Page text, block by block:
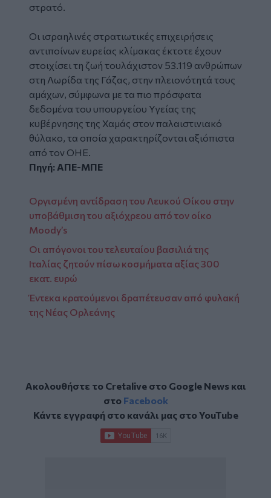
στρατό.
Οι ισραηλινές στρατιωτικές επιχειρήσεις
αντιποίνων ευρείας κλίμακας έκτοτε έχουν
στοιχίσει τη ζωή τουλάχιστον 53.119 ανθρώπων
στη Λωρίδα της Γάζας, στην πλειονότητά τους
αμάχων, σύμφωνα με τα πιο πρόσφατα
δεδομένα του υπουργείου Υγείας της
κυβέρνησης της Χαμάς στον παλαιστινιακό
θύλακο, τα οποία χαρακτηρίζονται αξιόπιστα
από τον ΟΗΕ.
Πηγή: ΑΠΕ-ΜΠΕ
Οργισμένη αντίδραση του Λευκού Οίκου στην
υποβάθμιση του αξιόχρεου από τον οίκο
Moody’s
Οι απόγονοι του τελευταίου βασιλιά της
Ιταλίας ζητούν πίσω κοσμήματα αξίας 300
εκατ. ευρώ
Έντεκα κρατούμενοι δραπέτευσαν από φυλακή
της Νέας Ορλεάνης
Ακολουθήστε το Cretalive στο Google Newsκαι
στο Facebook
Κάντε εγγραφή στο κανάλι μας στοYouTube